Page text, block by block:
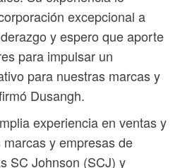
excepcional a
y espero que aporte
para impulsar un
para nuestras marcas y
Dusangh.
experiencia en ventas y
y empresas de
SC Johnson (SCJ) y